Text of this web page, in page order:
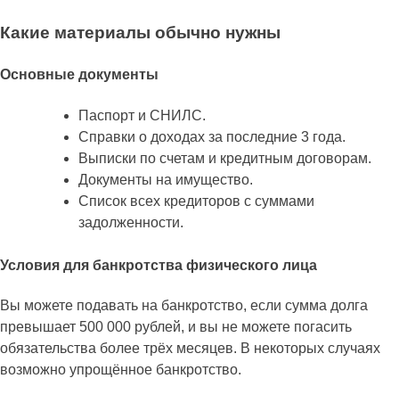
Какие материалы обычно нужны
Основные документы
Паспорт и СНИЛС.
Справки о доходах за последние 3 года.
Выписки по счетам и кредитным договорам.
Документы на имущество.
Список всех кредиторов с суммами
задолженности.
Условия для банкротства физического лица
Вы можете подавать на банкротство, если сумма долга
превышает 500 000 рублей, и вы не можете погасить
обязательства более трёх месяцев. В некоторых случаях
возможно упрощённое банкротство.